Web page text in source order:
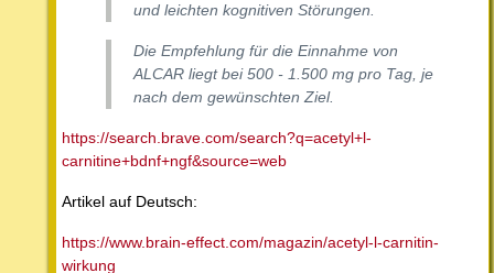
und leichten kognitiven Störungen.
Die Empfehlung für die Einnahme von
ALCAR liegt bei 500 - 1.500 mg pro Tag, je
nach dem gewünschten Ziel.
https://search.brave.com/search?q=acetyl+l-
carnitine+bdnf+ngf&source=web
Artikel auf Deutsch:
https://www.brain-effect.com/magazin/acetyl-l-carnitin-
wirkung